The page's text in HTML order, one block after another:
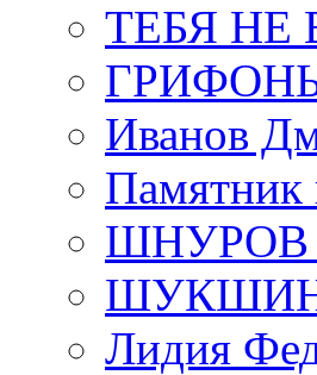
ТЕБЯ
Иванов
Памятник
ШНУРОВ
Лидия